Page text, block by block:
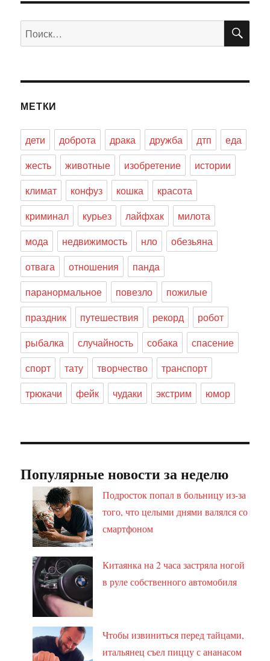
Искать:
МЕТКИ
дети доброта драка дружба дтп
еда
жесть
животные изобретение
истории
климат
конфуз кошка
красота
криминал
курьез лайфхак
милота
мода
недвижимость нло
обезьяна
отвага
отношения
панда
паранормальное
повезло
пожилые
праздник
путешествия рекорд
робот
рыбалка
случайность собака
спасение
спорт
тату творчество
транспорт
трюкачи
фейк чудаки экстрим юмор
Популярные новости за неделю
Подросток попал в больницу из-за
того, что целыми днями валялся со
смартфоном
Китаянка на 2 часа застряла ногой
в руле собственного автомобиля
Чтобы извиниться перед тайцами,
итальянец съел пиццу с ананасом